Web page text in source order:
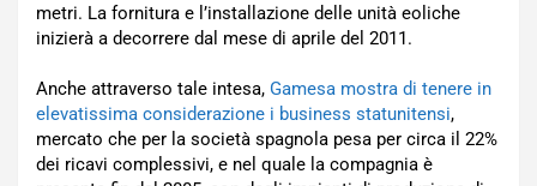
metri. La fornitura e l’installazione delle unità eoliche
inizierà a decorrere dal mese di aprile del 2011.
Anche attraverso tale intesa, Gamesa mostra di tenere in
elevatissima considerazione i business statunitensi,
mercato che per la società spagnola pesa per circa il 22%
dei ricavi complessivi, e nel quale la compagnia è